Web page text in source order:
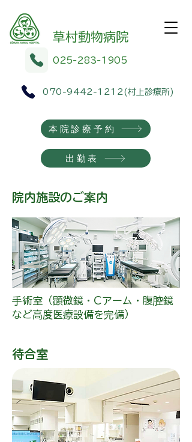
​​草村動物病院
本院診療予約
025-283-1905
出勤表
070-9442-1212 (村上診療所)
​院内施設のご案内
手術室（顕微鏡・Cアーム・腹腔鏡
など高度医療設備を完備）
​待合室